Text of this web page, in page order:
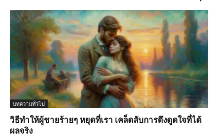
บทความทั่วไป
วิธีทำให้ผู้ชายร้ายๆ หยุดที่เรา เคล็ดลับการดึงดูดใจที่ได้
ผลจริง